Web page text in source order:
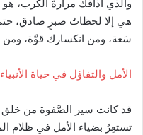
والذي أذاقك مرارةَ الكرب، هو
هي إلا لحظاتُ صبرٍ صادق،
سَعة، ومن انكسارك قوَّة، ومن
الأمل والتفاؤل في حياة
قد كانت سير الصَّفوة من خلق
تستعِرُ بضياء الأمل في ظلام